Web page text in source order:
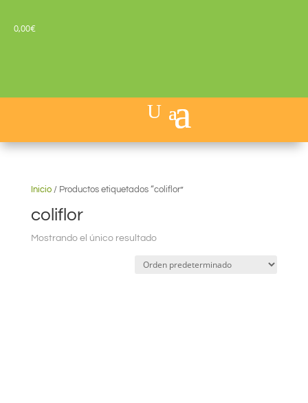
0,00€
Inicio/ Productos etiquetados “coliflor”
coliflor
Mostrando el único resultado